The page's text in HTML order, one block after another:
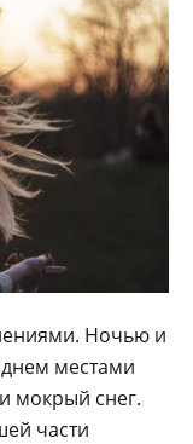
Ночью и
местами
мокрый снег.
части